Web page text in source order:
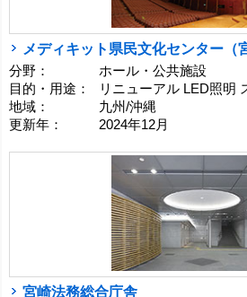
メディキット県民文化センター（
分野：
ホール・公共施設
目的・用途：
リニューアル LED照明
地域：
九州/沖縄
更新年：
2024年12月
宮崎法務総合庁舎